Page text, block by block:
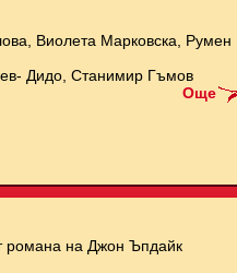
Виолета Марковска, Румен
Дидо, Станимир Гъмов
Още
романа на Джон Ъпдайк